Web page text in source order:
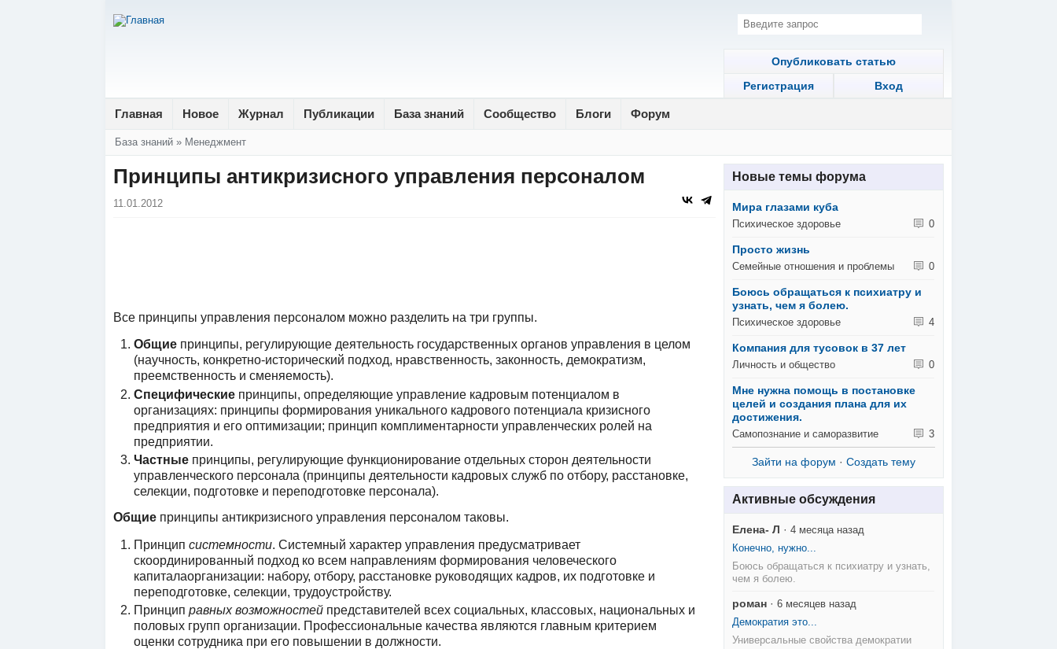
Опубликовать статью
Регистрация
Вход
Главная Новое Журнал Публикации База знаний Сообщество Блоги Форум
Вы здесь
База знаний » Менеджмент
Принципы антикризисного управления персоналом
11.01.2012
Все принципы управления персоналом можно разделить на три группы.
Общиепринципы, регулирующие деятельность государственных органов управления в целом
(научность, конкретно-исторический подход, нравственность, законность, демократизм,
преемственность и сменяемость).
Специфическиепринципы, определяющие управление кадровым потенциалом в
организациях: принципы формирования уникального кадрового потенциала кризисного
предприятия и его оптимизации; принцип комплиментарности управленческих ролей на
предприятии.
Частныепринципы, регулирующие функционирование отдельных сторон деятельности
управленческого персонала (принципы деятельности кадровых служб по отбору, расстановке,
селекции, подготовке и переподготовке персонала).
Общие принципы антикризисного управления персоналом таковы.
Принцип системности. Системный характер управления предусматривает
скоординированный подход ко всем направлениям формирования человеческого
капиталаорганизации: набору, отбору, расстановке руководящих кадров, их подготовке и
переподготовке, селекции, трудоустройству.
Принцип равных возможностейпредставителей всех социальных, классовых, национальных и
половых групп организации. Профессиональные качества являются главным критерием
оценки сотрудника при его повышении в должности.
Новые темы форума
Мира глазами куба
Психическое здоровье 0
Просто жизнь
Семейные отношения и проблемы 0
Боюсь обращаться к психиатру и
узнать, чем я болею.
Психическое здоровье 4
Компания для тусовок в 37 лет
Личность и общество 0
Мне нужна помощь в постановке
целей и создания плана для их
достижения.
Самопознание и саморазвитие 3
Зайти на форум · Создать тему
Активные обсуждения
Елена- Л ·4 месяца назад
Конечно, нужно...
Боюсь обращаться к психиатру и узнать,
чем я болею.
роман ·6 месяцев назад
Демократия это...
Универсальные свойства демократии